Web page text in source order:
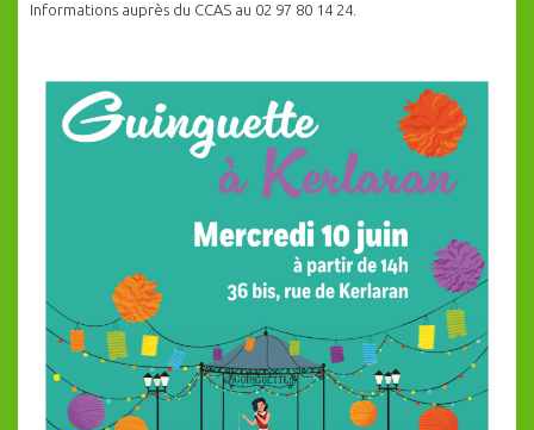
Informations auprès du CCAS au 02 97 80 14 24.